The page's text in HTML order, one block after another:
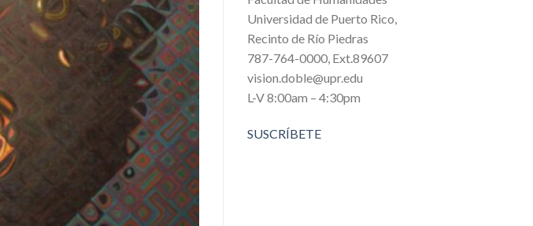
Universidad de Puerto Rico,
Recinto de Río Piedras
787-764-0000, Ext.89607
vision.doble@upr.edu
L-V 8:00am – 4:30pm
SUSCRÍBETE